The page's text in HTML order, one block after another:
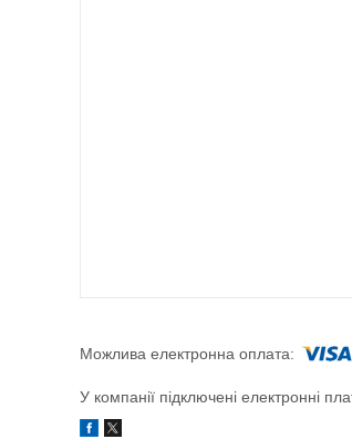
У компанії підключені електронні